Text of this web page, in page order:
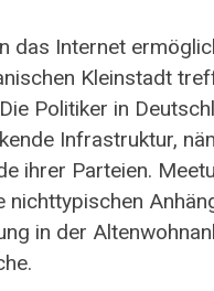
das Internet
Kleinstadt
Politiker in
Infrastruktur,
ihrer Parteien.
nichttypischen
in der